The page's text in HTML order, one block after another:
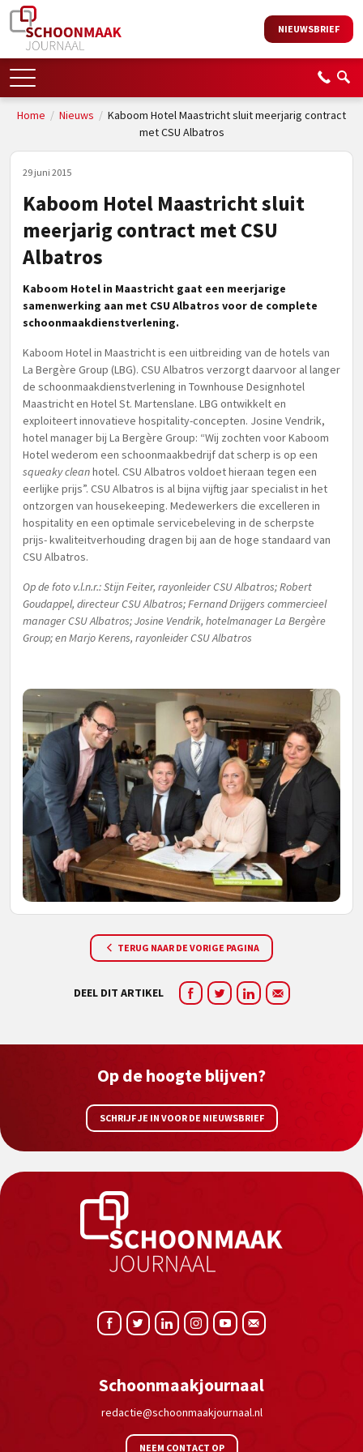
NIEUWSBRIEF
Home / Nieuws / Kaboom Hotel Maastricht sluit meerjarig contract
met CSU Albatros
29 juni 2015
Kaboom Hotel Maastricht sluit
meerjarig contract met CSU
Albatros
Kaboom Hotel in Maastricht gaat een meerjarige
samenwerking aan met CSU Albatros voor de complete
schoonmaakdienstverlening.
Kaboom Hotel in Maastricht is een uitbreiding van de hotels van
La Bergère Group (LBG). CSU Albatros verzorgt daarvoor al langer
de schoonmaakdienstverlening in Townhouse Designhotel
Maastricht en Hotel St. Martenslane. LBG ontwikkelt en
exploiteert innovatieve hospitality-concepten. Josine Vendrik,
hotel manager bij La Bergère Group: “Wij zochten voor Kaboom
Hotel wederom een schoonmaakbedrijf dat scherp is op een
squeaky cleanhotel. CSU Albatros voldoet hieraan tegen een
eerlijke prijs”. CSU Albatros is al bijna vijftig jaar specialist in het
ontzorgen van housekeeping. Medewerkers die excelleren in
hospitality en een optimale servicebeleving in de scherpste
prijs- kwaliteitverhouding dragen bij aan de hoge standaard van
CSU Albatros.
Op de foto v.l.n.r.: Stijn Feiter, rayonleider CSU Albatros; Robert
Goudappel, directeur CSU Albatros; Fernand Drijgers commercieel
manager CSU Albatros; Josine Vendrik, hotelmanagerLa Bergère
Group; en Marjo Kerens, rayonleider CSU Albatros
TERUG NAAR DE VORIGE PAGINA
DEEL DIT ARTIKEL
Op de hoogte blijven?
SCHRIJF JE IN VOOR DE NIEUWSBRIEF
Schoonmaakjournaal
redactie@schoonmaakjournaal.nl
NEEM CONTACT OP